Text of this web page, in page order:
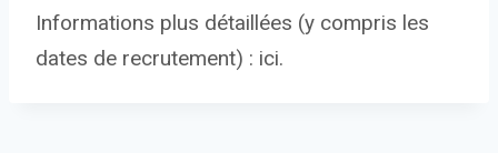
Informations plus détaillées (y compris les
dates de recrutement) : ici.